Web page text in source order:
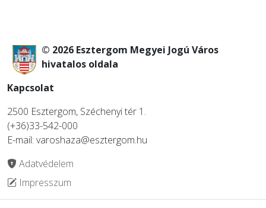
© 2026 Esztergom Megyei Jogú Város
hivatalos oldala
Kapcsolat
2500 Esztergom, Széchenyi tér 1.
(+36)33-542-000
E-mail: varoshaza@esztergom.hu
Adatvédelem
Impresszum